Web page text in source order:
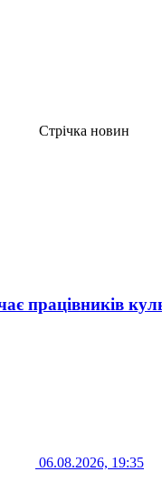
Стрічка новин
працівників
06.08.2026, 19:35